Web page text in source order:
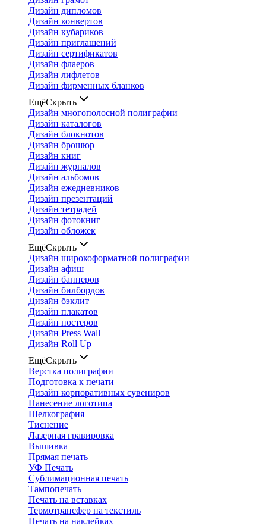
Дизайн дипломов
Дизайн конвертов
Дизайн кубариков
Дизайн приглашений
Дизайн сертификатов
Дизайн флаеров
Дизайн лифлетов
Дизайн фирменных бланков
ЕщёСкрыть
Дизайн многополосной полиграфии
Дизайн каталогов
Дизайн блокнотов
Дизайн брошюр
Дизайн книг
Дизайн журналов
Дизайн альбомов
Дизайн ежедневников
Дизайн презентаций
Дизайн тетрадей
Дизайн фотокниг
Дизайн обложек
ЕщёСкрыть
Дизайн широкоформатной полиграфии
Дизайн афиш
Дизайн баннеров
Дизайн билбордов
Дизайн бэклит
Дизайн плакатов
Дизайн постеров
Дизайн Press Wall
Дизайн Roll Up
ЕщёСкрыть
Верстка полиграфии
Подготовка к печати
Дизайн корпоративных сувениров
Нанесение логотипа
Шелкография
Тиснение
Лазерная гравировка
Вышивка
Прямая печать
УФ Печать
Сублимационная печать
Тампопечать
Печать на вставках
Термотрансфер на текстиль
Печать на наклейках